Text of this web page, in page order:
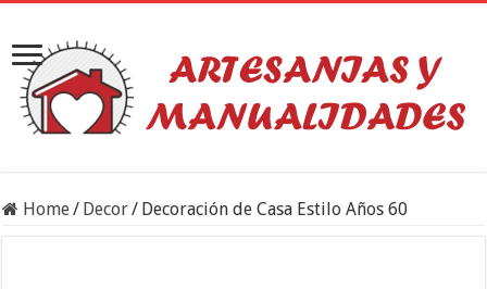
Home/ Decor/ Decoración de Casa Estilo Años 60